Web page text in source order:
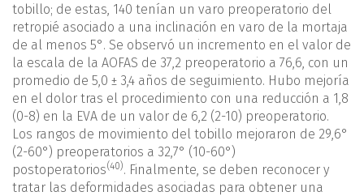
tobillo; de estas, 140 tenían un varo preoperatorio del
retropié asociado a una inclinación en varo de la mortaja
de al menos 5°. Se observó un incremento en el valor de
la escala de la AOFAS de 37,2 preoperatorio a 76,6, con un
promedio de 5,0 ± 3,4 años de seguimiento. Hubo mejoría
en el dolor tras el procedimiento con una reducción a 1,8
(0-8) en la EVA de un valor de 6,2 (2-10) preoperatorio.
Los rangos de movimiento del tobillo mejoraron de 29,6°
(2-60°) preoperatorios a 32,7° (10-60°)
postoperatorios(40). Finalmente, se deben reconocer y
tratar las deformidades asociadas para obtener una